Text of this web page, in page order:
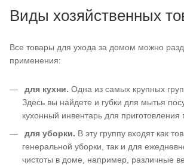
Виды хозяйственных
Все товары для ухода за домом можно
применения:
для кухни. Одна из самых крупных
Здесь вы найдете и губки для мытья
кухонный инвентарь для
для уборки. В эту группу входят как
генеральной уборки, так и для
чистоты в доме, например, различные